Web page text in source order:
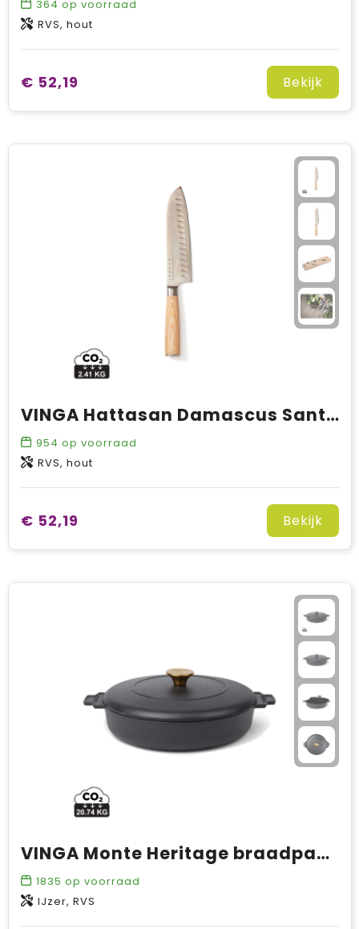
364 op voorraad
RVS, hout
€ 52,19 Bekijk
VINGA Hattasan Damascus Santoku mes
954 op voorraad
RVS, hout
€ 52,19 Bekijk
VINGA Monte Heritage braadpan 2,5 L
1835 op voorraad
IJzer, RVS